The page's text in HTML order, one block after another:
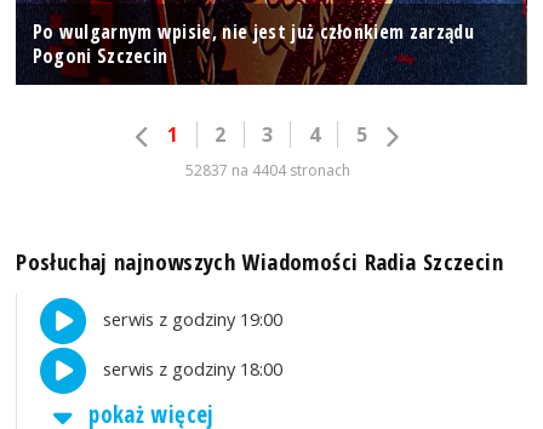
Po wulgarnym wpisie, nie jest już członkiem zarządu
Pogoni Szczecin
1 2 3 4 5
52837 na 4404 stronach
Posłuchaj najnowszych Wiadomości Radia Szczecin
serwis z godziny 19:00
serwis z godziny 18:00
pokaż więcej